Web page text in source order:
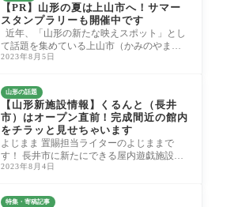
【PR】山形の夏は上山市へ！サマー
スタンプラリーも開催中です
近年、「山形の新たな映えスポット」とし
て話題を集めている上山市（かみのやま）
の「菜の花畑 ヴェンテンガルテン」。 以前
2023年8月5日
山形の話題
【山形新施設情報】くるんと（長井
市）はオープン直前！完成間近の館内
をチラッと見せちゃいます
よじまま 置賜担当ライターのよじままで
す！ 長井市に新たにできる屋内遊戯施設
「くるんと」。 9月1日のオープンを心待ち
2023年8月4日
特集・寄稿記事